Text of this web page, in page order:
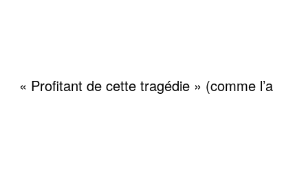
« Profitant de cette tragédie » (comme l’a